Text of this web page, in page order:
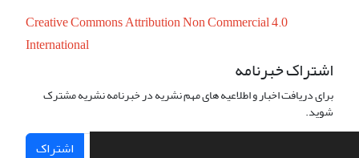
Creative Commons Attribution Non Commercial 4.0
International
اشتراک خبرنامه
برای دریافت اخبار و اطلاعیه های مهم نشریه در خبرنامه نشریه مشترک
شوید.
اشتراک